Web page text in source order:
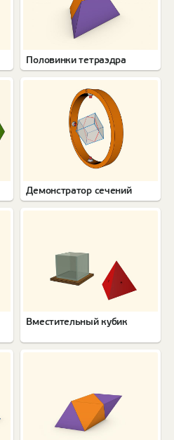
Половинки тетраэдра
Демонстратор сечений
Вместительный кубик